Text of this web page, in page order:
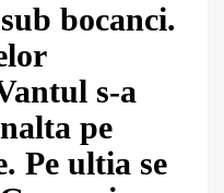
bocanci.
s-a
pe
Pe ultia se